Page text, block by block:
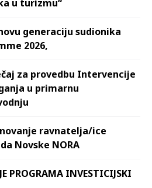
u turizmu“
generaciju sudionika
2026,
za provedbu Intervencije
u primarnu
ravnatelja/ice
Novske NORA
PROGRAMA INVESTICIJSKI